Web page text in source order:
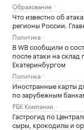
Образование
Что известно об
регионы России.
Политика
В WB сообщили о
после атаки на склад
Екатеринбургом
Политика
Иностранные карты
по зарубежным
РБК Компании
Гастрогид по
сыры, крокодилы и